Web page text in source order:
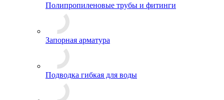
Полипропиленовые трубы и фитинги
Запорная арматура
Подводка гибкая для воды